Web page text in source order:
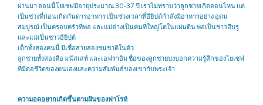
ผ่านมา ตอนนี้โยเซฟมีอายุประมาณ 30-37 ปี เราไม่ทราบว่าลูกชายเกิดตอนไหน แต่
เป็นช่วงที่ก่อนเกิดกันดารอาหาร เป็นช่วงเวลาที่อียิปต์กำลังมีอาหารอย่าง อุดม
สมบูรณ์ เป็นครอบครัวที่พ่อ และแม่ต่างเป็นคนที่ใหญ่โตในแผ่นดิน พ่อเป็นชาวฮีบรู
และแม่เป็นชาวอียิปต์
เด็กทั้งสองคนนี้ มีเชื้อสายสองชนชาติในตัว
ลูกชายทั้งสองคือ มนัสเสห์ และเอฟราอิม ชื่อของลูกชายบ่งบอกความรู้สึกของโยเซฟ
ที่มีต่อชีวิตของตนเองและความสัมพันธ์ของเขากับพระเจ้า
ความอดอยากเกิดขึ้นตามฝันของฟาโรห์